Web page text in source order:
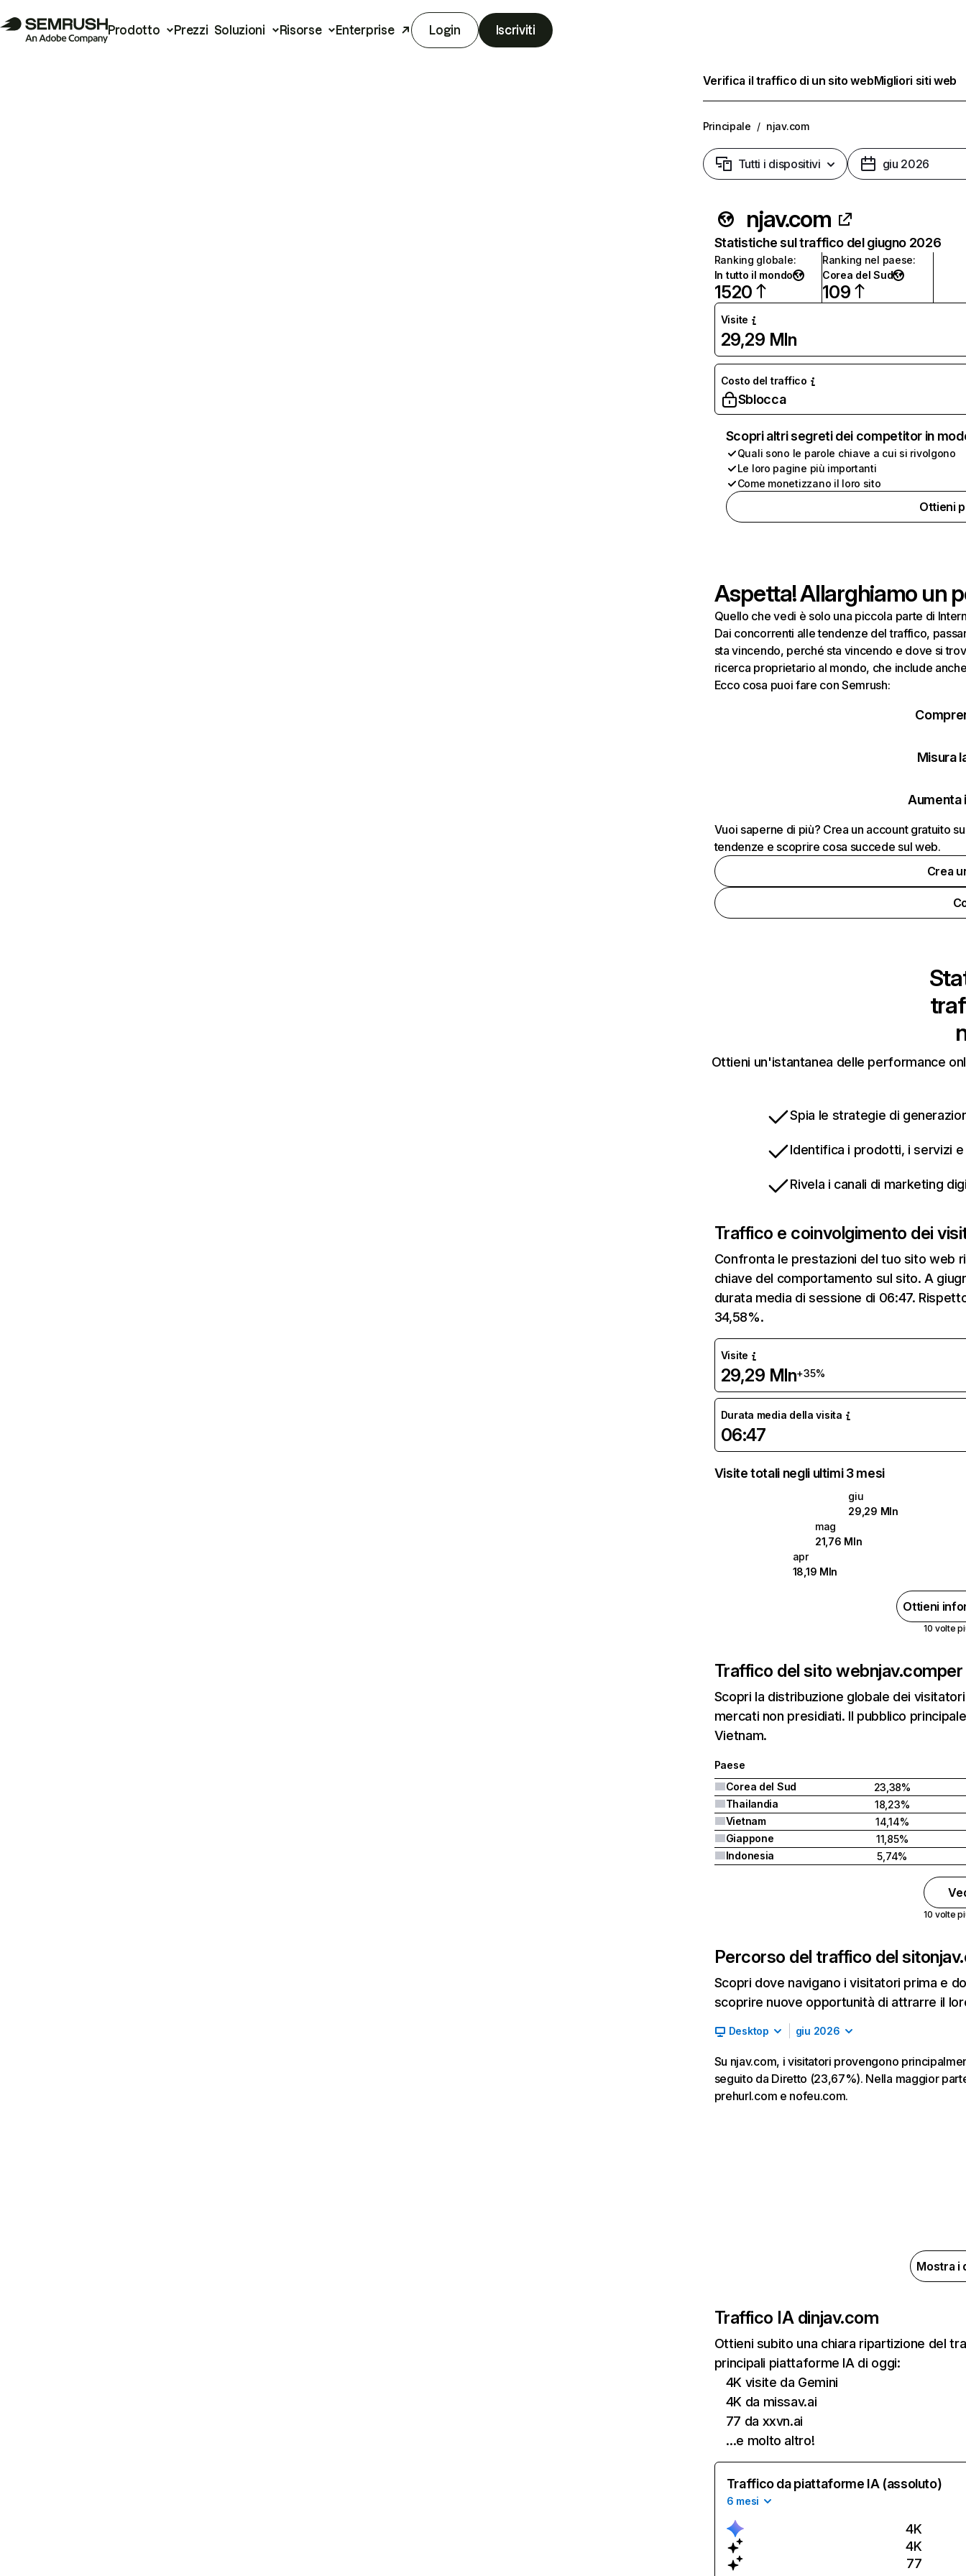
Prodotto Prezzi Soluzioni Risorse Enterprise Login Iscriviti
Verifica il traffico di un sito webMigliori siti web
Principale / njav.com
Tutti i dispositivi giu 2026
njav.com
Statistiche sul traffico del giugno 2026
Ranking globale:
In tutto il mondo
1520
Ranking nel paese:
Corea del Sud
109
Visite
29,29 Mln
Costo del traffico
Sblocca
Scopri altri segreti dei competitor in
Quali sono le parole chiave a cui si rivolgono
Le loro pagine più importanti
Come monetizzano il loro sito
Ottieni
Aspetta! Allarghiamo un
Quello che vedi è solo una piccola parte di
Dai concorrenti alle tendenze del traffico,
sta vincendo, perché sta vincendo e dove si
ricerca proprietario al mondo, che include
Ecco cosa puoi fare con Semrush:
Misura
Aumenta
Vuoi saperne di più? Crea un account gratuito
tendenze e scoprire cosa succede sul web.
Crea
Ottieni un'istantanea delle performance
Spia le strategie di
Identifica i prodotti, i servizi
Rivela i canali di marketing
Traffico e coinvolgimento dei
Confronta le prestazioni del tuo sito web
chiave del comportamento sul sito. A
durata media di sessione di 06:47.
34,58%.
Visite
29,29 Mln+35%
Durata media della visita
06:47
Visite totali negli ultimi 3 mesi
giu
29,29 Mln
mag
21,76 Mln
apr
18,19 Mln
Ottieni
10 volte
Traffico del sito webnjav.com
Scopri la distribuzione globale dei
mercati non presidiati. Il pubblico
Vietnam.
Paese
Corea del Sud
23,38%
Thailandia
18,23%
Vietnam
14,14%
Giappone
11,85%
Indonesia
5,74%
10 volte
Percorso del traffico del sito
Scopri dove navigano i visitatori prima e
scoprire nuove opportunità di attrarre il
Desktop giu 2026
Su njav.com, i visitatori provengono
seguito da Diretto (23,67%). Nella maggior
prehurl.com e nofeu.com.
Mostra i
Traffico IA dinjav.com
Ottieni subito una chiara ripartizione del
principali piattaforme IA di oggi:
4K visite da Gemini
4K da missav.ai
77 da xxvn.ai
…e molto altro!
Traffico da piattaforme IA (assoluto)
6 mesi
4K
4K
77